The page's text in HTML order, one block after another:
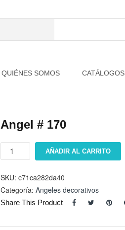
QUIÉNES SOMOS CATÁLOGOS
Angel # 170
Angel
cantidad
AÑADIR AL CARRITO
SKU: c71ca282da40
Categoría: Angeles decorativos
Share This Product